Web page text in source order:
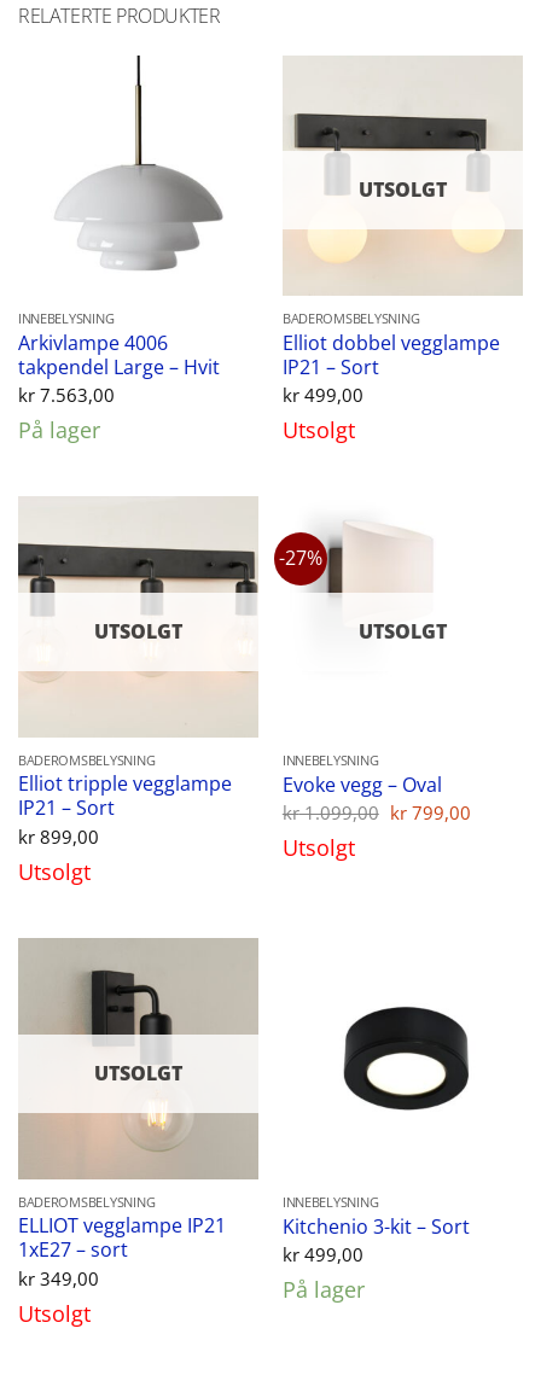
RELATERTE PRODUKTER
INNEBELYSNING
Arkivlampe 4006
takpendel Large – Hvit
kr7.563,00
På lager
UTSOLGT
BADEROMSBELYSNING
Elliot dobbel vegglampe
IP21 – Sort
kr499,00
Utsolgt
UTSOLGT
BADEROMSBELYSNING
Elliot tripple vegglampe
IP21 – Sort
kr899,00
Utsolgt
-27%
UTSOLGT
INNEBELYSNING
Evoke vegg – Oval
kr1.099,00 Opprinnelig
kr 799,00
Utsolgt
UTSOLGT
BADEROMSBELYSNING
ELLIOT vegglampe IP21
1xE27 – sort
kr349,00
Utsolgt
INNEBELYSNING
Kitchenio 3-kit – Sort
kr499,00
På lager